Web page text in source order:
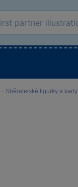
· Sběratelské figurky a karty